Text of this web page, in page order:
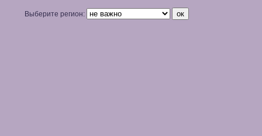
Выберите регион: